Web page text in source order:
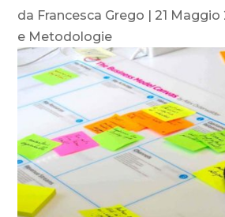
da Francesca Grego | 21 Maggio
e Metodologie